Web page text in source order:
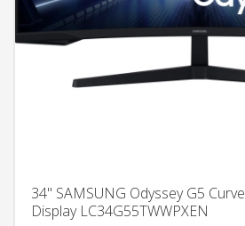
34" SAMSUNG Odyssey G5
Display LC34G55TWWPXEN